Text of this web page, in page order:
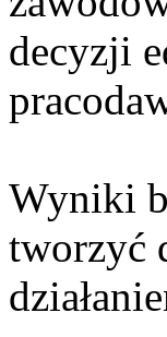
decyzji
Wyniki
tworzyć